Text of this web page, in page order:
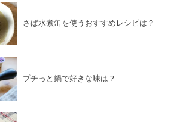
さば水煮缶を使うおすすめレシピは？
プチっと鍋で好きな味は？